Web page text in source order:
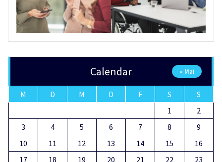
Calendar
M D M D F S
S
1
2
3
4 5 6 7 8
9
10
11 12 13 14 15
16
17
18 19 20 21 22 23
« Mai